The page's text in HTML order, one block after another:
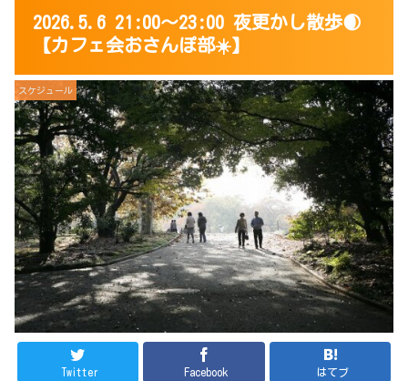
2026.5.6 21:00～23:00 夜更かし散歩🌒
【カフェ会おさんぽ部☀️】
スケジュール
Twitter Facebook はてブ